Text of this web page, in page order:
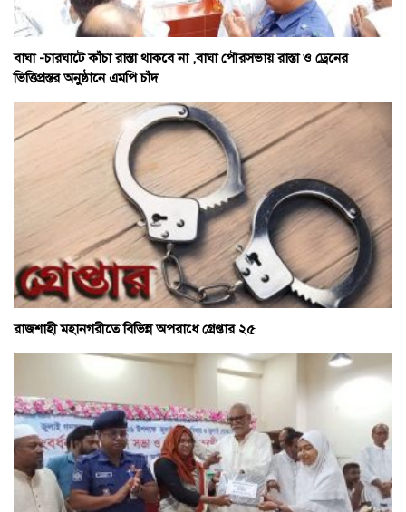
বাঘা -চারঘাটে কাঁচা রাস্তা থাকবে না ,বাঘা পৌরসভায় রাস্তা ও ড্রেনের
ভিত্তিপ্রস্তর অনুষ্ঠানে এমপি চাঁদ
রাজশাহী মহানগরীতে বিভিন্ন অপরাধে গ্রেপ্তার ২৫